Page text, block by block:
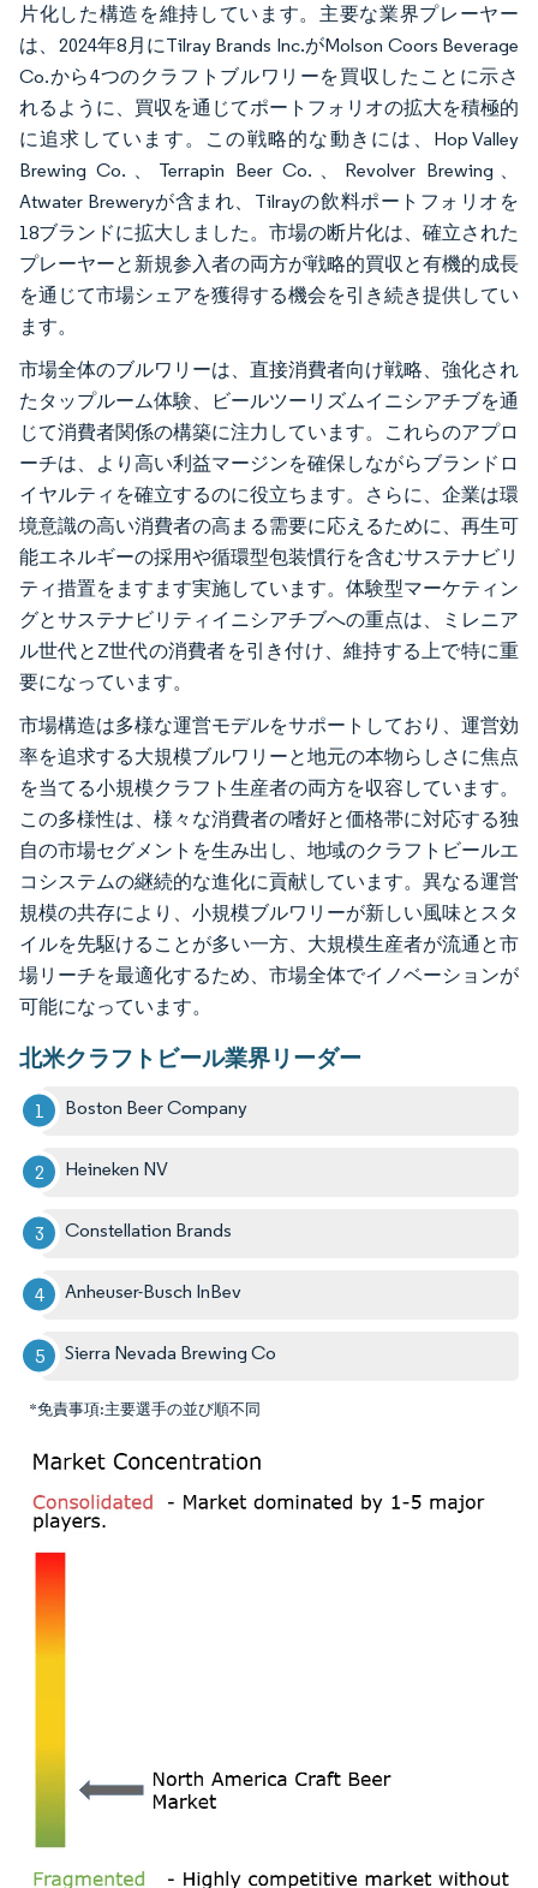
片化した構造を維持しています。主要な業界プレーヤー
は、2024年8月にTilray Brands Inc.がMolson Coors Beverage
Co.から4つのクラフトブルワリーを買収したことに示さ
れるように、買収を通じてポートフォリオの拡大を積極的
に追求しています。この戦略的な動きには、Hop Valley
Brewing Co.、Terrapin Beer Co.、Revolver Brewing、
Atwater Breweryが含まれ、Tilrayの飲料ポートフォリオを
18ブランドに拡大しました。市場の断片化は、確立された
プレーヤーと新規参入者の両方が戦略的買収と有機的成長
を通じて市場シェアを獲得する機会を引き続き提供してい
ます。
市場全体のブルワリーは、直接消費者向け戦略、強化され
たタップルーム体験、ビールツーリズムイニシアチブを通
じて消費者関係の構築に注力しています。これらのアプロ
ーチは、より高い利益マージンを確保しながらブランドロ
イヤルティを確立するのに役立ちます。さらに、企業は環
境意識の高い消費者の高まる需要に応えるために、再生可
能エネルギーの採用や循環型包装慣行を含むサステナビリ
ティ措置をますます実施しています。体験型マーケティン
グとサステナビリティイニシアチブへの重点は、ミレニア
ル世代とZ世代の消費者を引き付け、維持する上で特に重
要になっています。
市場構造は多様な運営モデルをサポートしており、運営効
率を追求する大規模ブルワリーと地元の本物らしさに焦点
を当てる小規模クラフト生産者の両方を収容しています。
この多様性は、様々な消費者の嗜好と価格帯に対応する独
自の市場セグメントを生み出し、地域のクラフトビールエ
コシステムの継続的な進化に貢献しています。異なる運営
規模の共存により、小規模ブルワリーが新しい風味とスタ
イルを先駆けることが多い一方、大規模生産者が流通と市
場リーチを最適化するため、市場全体でイノベーションが
可能になっています。
北米クラフトビール業界リーダー
Boston Beer Company
Heineken NV
Constellation Brands
Anheuser-Busch InBev
Sierra Nevada Brewing Co
*免責事項:主要選手の並び順不同